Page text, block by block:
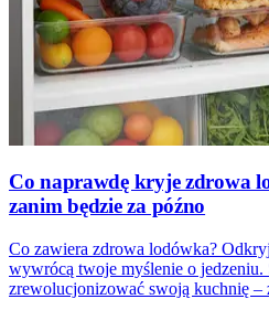
Co naprawdę kryje zdrowa
zanim będzie za późno
Co zawiera zdrowa lodówka?
wywrócą twoje myślenie o jedzeniu.
zrewolucjonizować swoją kuchnię –